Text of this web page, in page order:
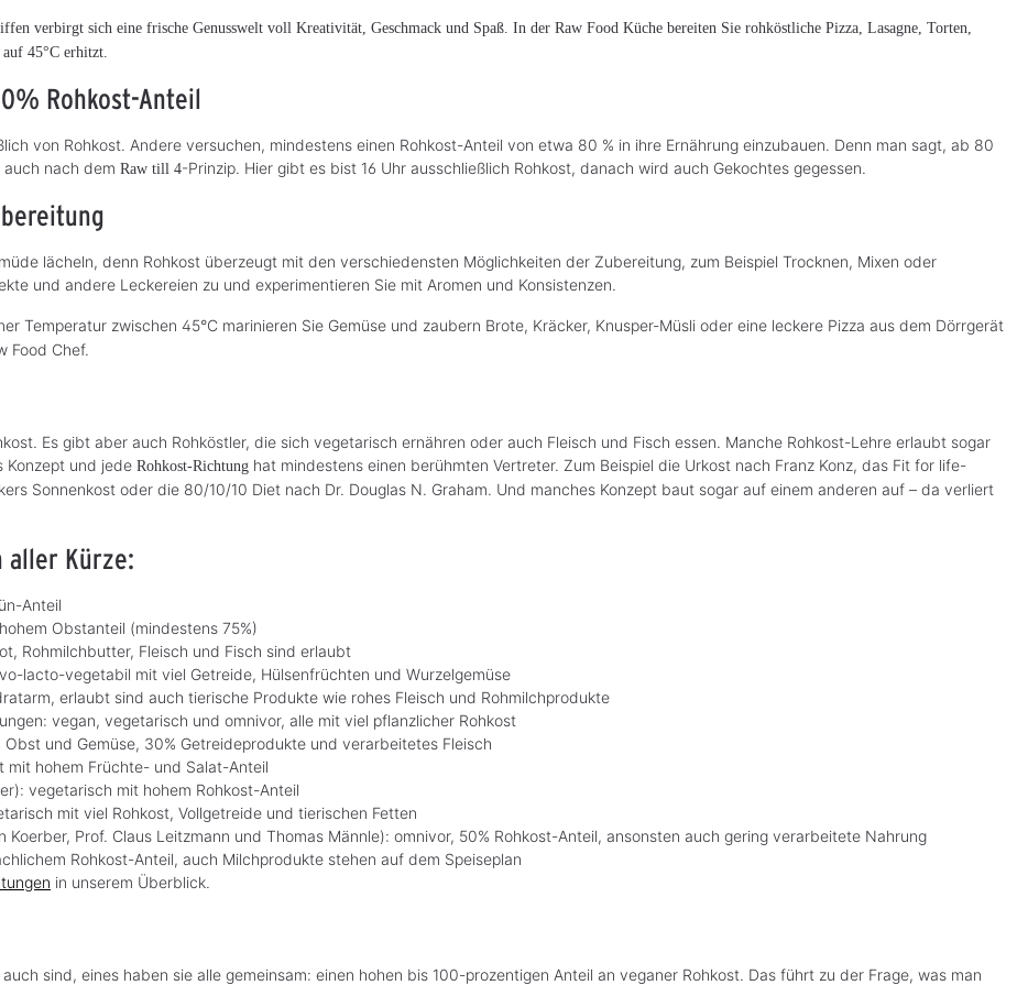
verbirgt sich eine frische Genusswelt voll Kreativität, Geschmack und Spaß. In der Raw Food Küche bereiten Sie rohköstliche Pizza, Lasagne, Torten,
45°C erhitzt.
Rohkost-Anteil
von Rohkost. Andere versuchen, mindestens einen Rohkost-Anteil von etwa 80 % in ihre Ernährung einzubauen. Denn man sagt, ab 80
auch nach dem Raw till 4-Prinzip. Hier gibt es bist 16 Uhr ausschließlich Rohkost, danach wird auch Gekochtes gegessen.
lächeln, denn Rohkost überzeugt mit den verschiedensten Möglichkeiten der Zubereitung, zum Beispiel Trocknen, Mixen oder
und andere Leckereien zu und experimentieren Sie mit Aromen und Konsistenzen.
Temperatur zwischen 45°C marinieren Sie Gemüse und zaubern Brote, Kräcker, Knusper-Müsli oder eine leckere Pizza aus dem Dörrgerät
Food Chef.
Es gibt aber auch Rohköstler, die sich vegetarisch ernähren oder auch Fleisch und Fisch essen. Manche Rohkost-Lehre erlaubt sogar
Konzept und jede Rohkost-Richtung hat mindestens einen berühmten Vertreter. Zum Beispiel die Urkost nach Franz Konz, das Fit for life-
Sonnenkost oder die 80/10/10 Diet nach Dr. Douglas N. Graham. Und manches Konzept baut sogar auf einem anderen auf – da verliert
aller Kürze:
Anteil
Obstanteil (mindestens 75%)
Rohmilchbutter, Fleisch und Fisch sind erlaubt
lacto-vegetabil mit viel Getreide, Hülsenfrüchten und Wurzelgemüse
erlaubt sind auch tierische Produkte wie rohes Fleisch und Rohmilchprodukte
vegan, vegetarisch und omnivor, alle mit viel pflanzlicher Rohkost
und Gemüse, 30% Getreideprodukte und verarbeitetes Fleisch
mit hohem Früchte- und Salat-Anteil
vegetarisch mit hohem Rohkost-Anteil
mit viel Rohkost, Vollgetreide und tierischen Fetten
Koerber, Prof. Claus Leitzmann und Thomas Männle): omnivor, 50% Rohkost-Anteil, ansonsten auch gering verarbeitete Nahrung
Rohkost-Anteil, auch Milchprodukte stehen auf dem Speiseplan
in unserem Überblick.
sind, eines haben sie alle gemeinsam: einen hohen bis 100-prozentigen Anteil an veganer Rohkost. Das führt zu der Frage, was man